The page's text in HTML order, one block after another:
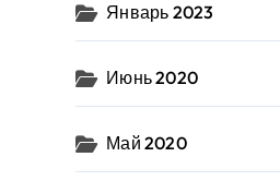
Январь 2023
Июнь 2020
Май 2020